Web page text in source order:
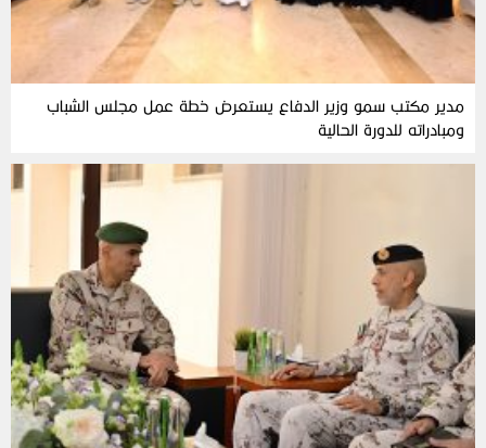
مدير مكتب سمو وزير الدفاع يستعرض خطة عمل مجلس الشباب
ومبادراته للدورة الحالية